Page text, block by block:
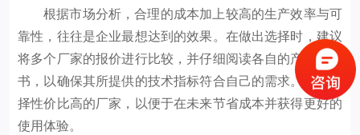
根据市场分析，合理的成本加上较高的生产效率与可
靠性，往往是企业最想达到的效果。在做出选择时，建议
将多个厂家的报价进行比较，并仔细阅读各自的产品说明
书，以确保其所提供的技术指标符合自己的需求。务必选
择性价比高的厂家，以便于在未来节省成本并获得更好的
使用体验。